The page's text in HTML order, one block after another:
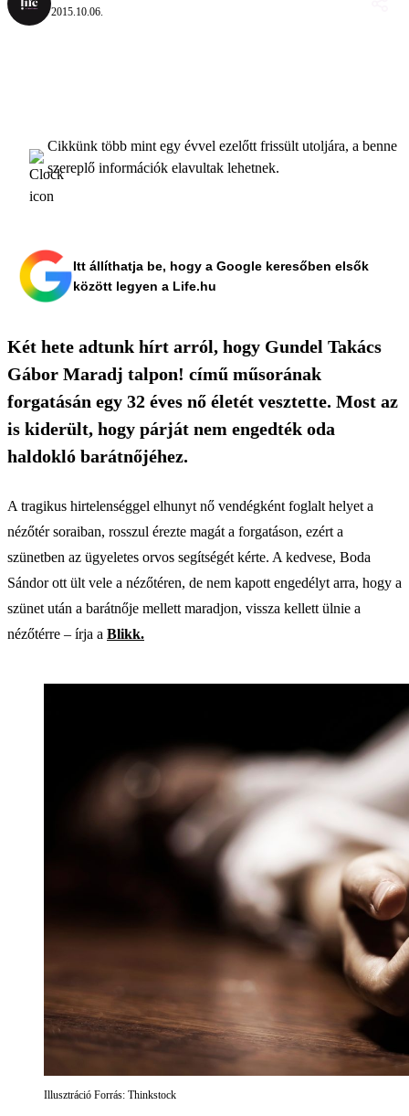
2015.10.06.
Cikkünk több mint egy évvel ezelőtt frissült utoljára, a benne
szereplő információk elavultak lehetnek.
Itt állíthatja be, hogy a Google keresőben elsők
között legyen a Life.hu
Két hete adtunk hírt arról, hogy Gundel Takács
Gábor Maradj talpon! című műsorának
forgatásán egy 32 éves nő életét vesztette. Most az
is kiderült, hogy párját nem engedték oda
haldokló barátnőjéhez.
A tragikus hirtelenséggel elhunyt nő vendégként foglalt helyet a
nézőtér soraiban, rosszul érezte magát a forgatáson, ezért a
szünetben az ügyeletes orvos segítségét kérte. A kedvese, Boda
Sándor ott ült vele a nézőtéren, de nem kapott engedélyt arra, hogy a
szünet után a barátnője mellett maradjon, vissza kellett ülnie a
nézőtérre – írja a Blikk.
Illusztráció Forrás: Thinkstock